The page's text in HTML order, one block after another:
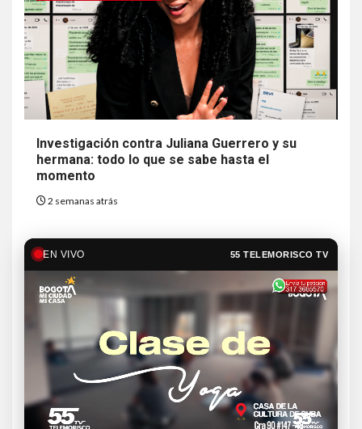
Investigación contra Juliana Guerrero y su
hermana: todo lo que se sabe hasta el
momento
2 semanas atrás
EN VIVO 55 TELEMORISCO TV